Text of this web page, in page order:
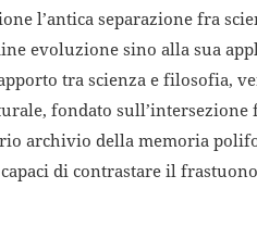
l’antica separazione fra
evoluzione sino alla sua
tra scienza e filosofia,
fondato
archivio della memoria
di contrastare il